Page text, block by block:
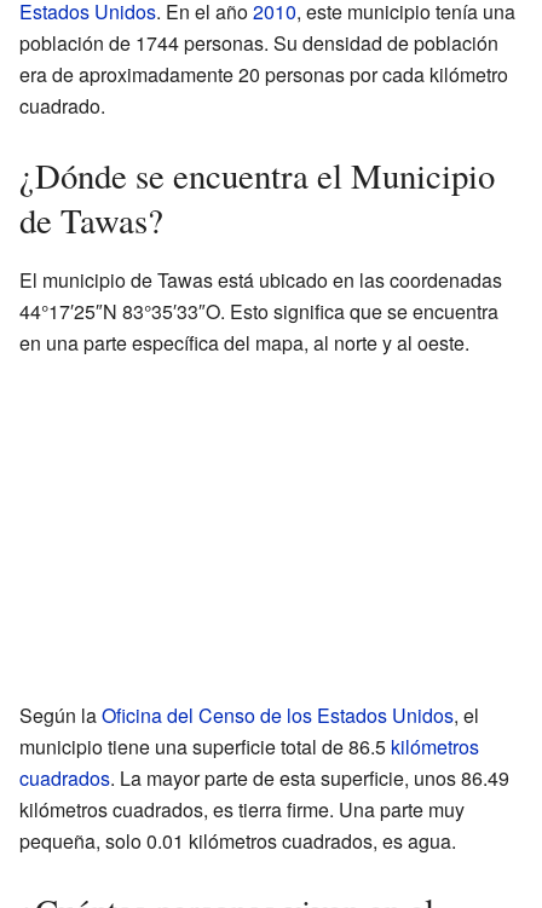
Estados Unidos. En el año2010, este municipio tenía una
población de 1744 personas. Su densidad de población
era de aproximadamente 20 personas por cada kilómetro
cuadrado.
¿Dónde se encuentra el Municipio
de Tawas?
El municipio de Tawas está ubicado en las coordenadas
44°17′25″N 83°35′33″O. Esto significa que se encuentra
en una parte específica del mapa, al norte y al oeste.
Según laOficina del Censo de los Estados Unidos, el
municipio tiene una superficie total de 86.5 kilómetros
cuadrados. La mayor parte de esta superficie, unos 86.49
kilómetros cuadrados, es tierra firme. Una parte muy
pequeña, solo 0.01 kilómetros cuadrados, es agua.